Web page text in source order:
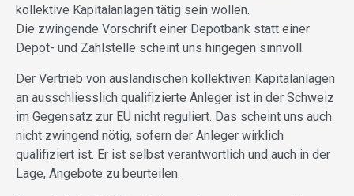
kollektive Kapitalanlagen tätig sein wollen.
Die zwingende Vorschrift einer Depotbank statt einer
Depot- und Zahlstelle scheint uns hingegen sinnvoll.
Der Vertrieb von ausländischen kollektiven Kapitalanlagen
an ausschliesslich qualifizierte Anleger ist in der Schweiz
im Gegensatz zur EU nicht reguliert. Das scheint uns auch
nicht zwingend nötig, sofern der Anleger wirklich
qualifiziert ist. Er ist selbst verantwortlich und auch in der
Lage, Angebote zu beurteilen.